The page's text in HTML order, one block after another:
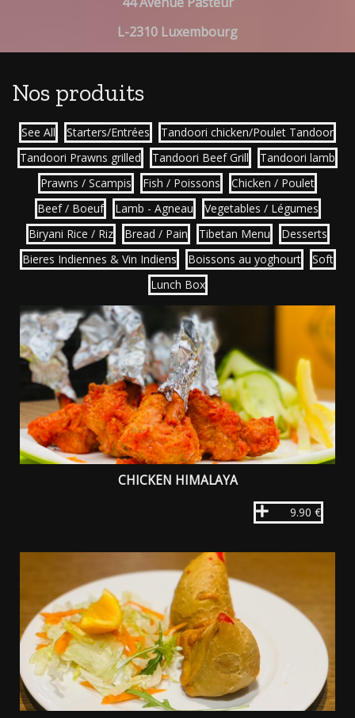
L-2310 Luxembourg
Nos produits
See All Starters/Entrées
Tandoori chicken/Poulet Tandoor
Tandoori Prawns grilled
Tandoori Beef Grill
Tandoori lamb
Prawns / Scampis
Fish / Poissons
Chicken / Poulet
Beef / Boeuf
Lamb - Agneau
Vegetables / Légumes
Biryani Rice / Riz
Bread / Pain Tibetan Menu
Desserts
Bieres Indiennes & Vin Indiens
Boissons au yoghourt
Soft
Lunch Box
CHICKEN HIMALAYA
9.90 €